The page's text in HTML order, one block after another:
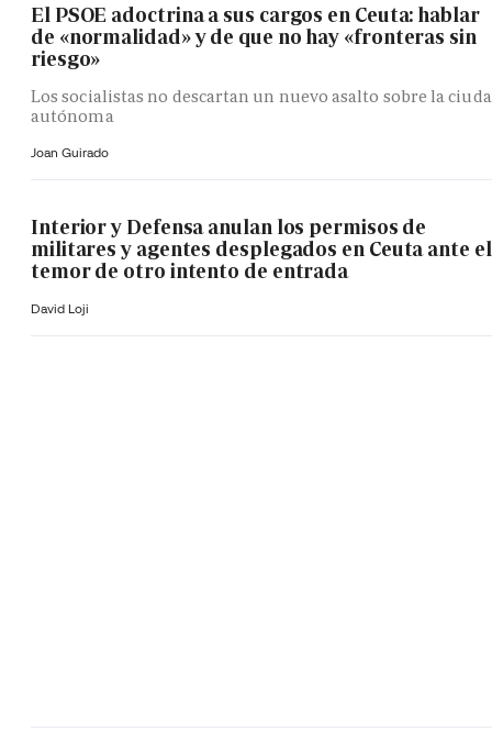
El PSOE adoctrina a sus cargos en Ceuta: hablar
de «normalidad» y de que no hay «fronteras sin
riesgo»
Los socialistas no descartan un nuevo asalto sobre la
autónoma
Joan Guirado
Interior y Defensa anulan los permisos de
militares y agentes desplegados en Ceuta ante el
temor de otro intento de entrada
David Loji